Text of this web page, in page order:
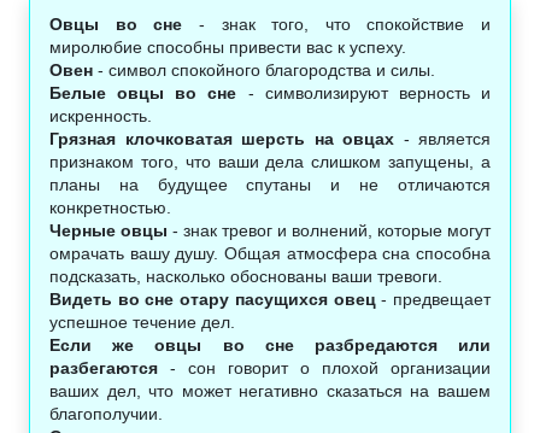
Овцы во сне - знак того, что спокойствие и
миролюбие способны привести вас к успеху.
Овен - символ спокойного благородства и силы.
Белые овцы во сне - символизируют верность и
искренность.
Грязная клочковатая шерсть на овцах - является
признаком того, что ваши дела слишком запущены, а
планы на будущее спутаны и не отличаются
конкретностью.
Черные овцы - знак тревог и волнений, которые могут
омрачать вашу душу. Общая атмосфера сна способна
подсказать, насколько обоснованы ваши тревоги.
Видеть во сне отару пасущихся овец- предвещает
успешное течение дел.
Если же овцы во сне разбредаются или
разбегаются - сон говорит о плохой организации
ваших дел, что может негативно сказаться на вашем
благополучии.